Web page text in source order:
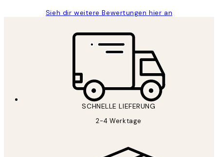
Sieh dir weitere Bewertungen hier an
SCHNELLE LIEFERUNG
2-4 Werktage